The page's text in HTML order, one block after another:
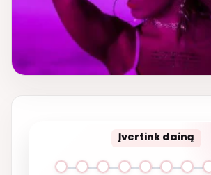
Įvertink dainą